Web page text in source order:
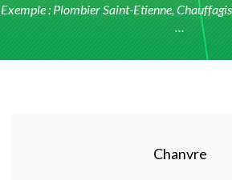
Exemple : Plombier Saint-Etienne,
…
Chanvre